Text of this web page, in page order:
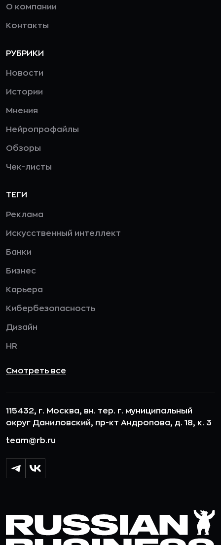
О компании
Контакты
РУБРИКИ
Новости
Истории
Мнения
Нейропрофайлы
Обзоры
Чек-листы
ТЕГИ
Реклама
Искусственный интеллект
Банки
Бизнес
Карьера
Кибербезопасность
Дизайн
HR
Смотреть все
115432, г. Москва, вн. тер. г. муниципальный
округ Даниловский, пр-кт Андропова, д. 18, к. 3
team@rb.ru